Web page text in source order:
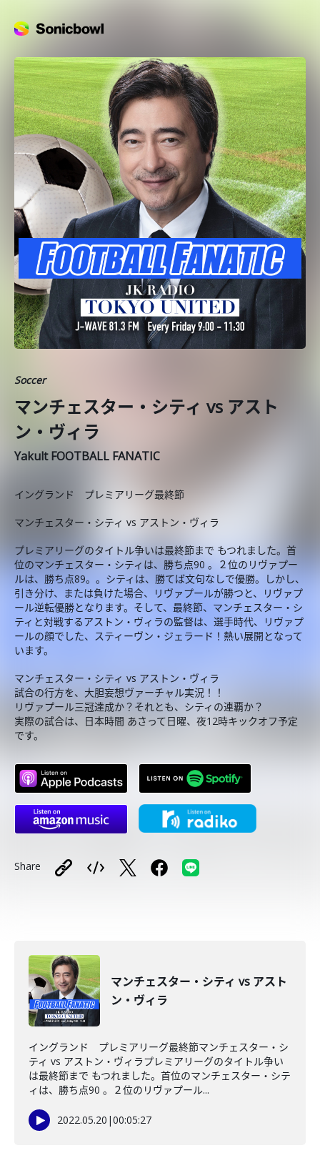
Soccer
マンチェスター・シティ vs アスト
ン・ヴィラ
Yakult FOOTBALL FANATIC
イングランド プレミアリーグ最終節
マンチェスター・シティ vs アストン・ヴィラ
プレミアリーグのタイトル争いは最終節まで もつれました。首
位のマンチェスター・シティは、勝ち点90 。２位のリヴァプー
ルは、勝ち点89。。シティは、勝てば文句なしで優勝。しかし、
引き分け、または負けた場合、リヴァプールが勝つと、リヴァプ
ール逆転優勝となります。そして、最終節、マンチェスター・シ
ティと対戦するアストン・ヴィラの監督は、選手時代、リヴァプ
ールの顔でした、スティーヴン・ジェラード！熱い展開となって
います。
マンチェスター・シティ vs アストン・ヴィラ
試合の行方を、大胆妄想ヴァーチャル実況！！
リヴァプール三冠達成か？それとも、シティの連覇か？
実際の試合は、日本時間 あさって日曜、夜12時キックオフ予定
です。
Share
マンチェスター・シティ vs アスト
ン・ヴィラ
イングランド プレミアリーグ最終節マンチェスター・シ
ティ vs アストン・ヴィラプレミアリーグのタイトル争い
は最終節まで もつれました。首位のマンチェスター・シテ
ィは、勝ち点90 。２位のリヴァプール...
2022.05.20 |00:05:27